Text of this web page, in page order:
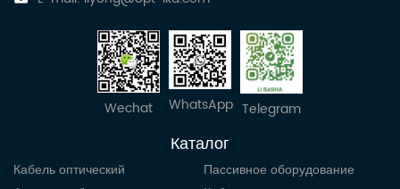
Wechat WhatsApp Telegram
Каталог
Кабель оптический
Пассивное оборудование